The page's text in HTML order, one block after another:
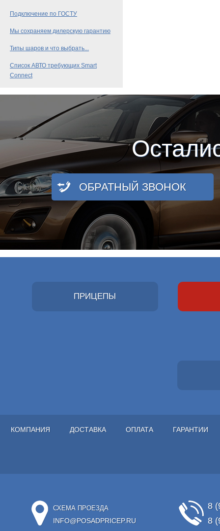
Подключение по ГОСТУ
Мы сохраняем дилерскую гарантию
Типы шаров и что выбрать...
Список АВТО требующих Smart
Connect
ОБРАТНЫЙ ЗВОНОК
ПРИЦЕПЫ
КОМПАНИЯ ДОСТАВКА ОПЛАТА ГАРАНТИИ
СХЕМА ПРОЕЗДА
INFO@POSADPRICEP.RU
8
8